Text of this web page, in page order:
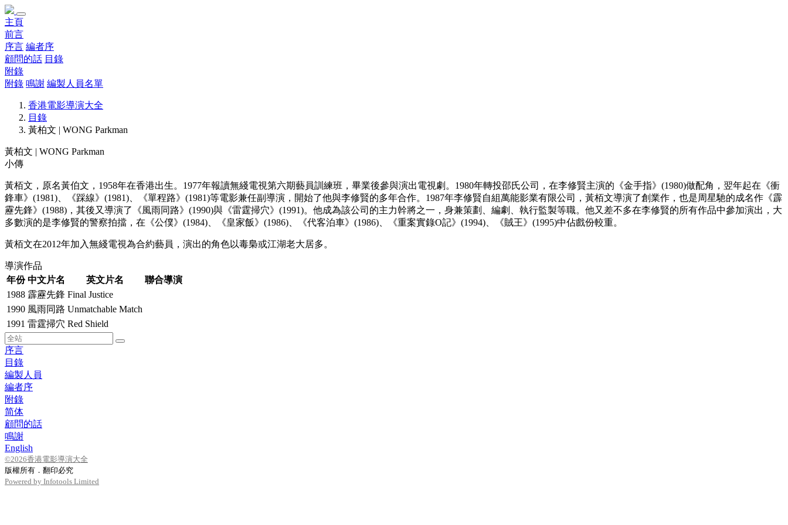
主頁
前言
序言 編者序
顧問的話 目錄
附錄
附錄 鳴謝 編製人員名單
香港電影導演大全
目錄
黃柏文 | WONG Parkman
黃柏文 | WONG Parkman
小傳
黃栢文，原名黃伯文，1958年在香港出生。1977年報讀無綫電視第六期藝員訓練班，畢業後參與演出電視劇。1980年轉投邵氏公司，在李修賢主演的《金手指》(1980)做配角，翌年起在《衝
鋒車》(1981)、《踩線》(1981)、《單程路》(1981)等電影兼任副導演，開始了他與李修賢的多年合作。1987年李修賢自組萬能影業有限公司，黃栢文導演了創業作，也是周星馳的成名作《霹
靂先鋒》(1988)，其後又導演了《風雨同路》(1990)與《雷霆掃穴》(1991)。他成為該公司的主力幹將之一，身兼策劃、編劇、執行監製等職。他又差不多在李修賢的所有作品中參加演出，大
多數演的是李修賢的警察拍擋，在《公僕》(1984)、《皇家飯》(1986)、《代客泊車》(1986)、《重案實錄O記》(1994)、《賊王》(1995)中佔戲份較重。
黃栢文在2012年加入無綫電視為合約藝員，演出的角色以毒梟或江湖老大居多。
導演作品
年份 中文片名 英文片名
聯合導演
1988 霹靂先鋒 Final Justice
1990 風雨同路 Unmatchable Match
1991 雷霆掃穴 Red Shield
序言
目錄
編製人員
編者序
附錄
简体
顧問的話
鳴謝
English
©2026香港電影導演大全
版權所有．翻印必究
Powered by Infotools Limited